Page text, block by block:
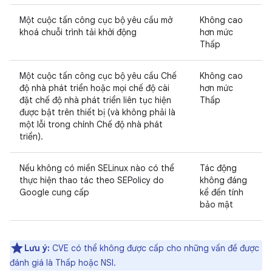
Một cuộc tấn công cục bộ yêu cầu mở
khoá chuỗi trình tải khởi động
Không cao
hơn mức
Thấp
Một cuộc tấn công cục bộ yêu cầu Chế
độ nhà phát triển hoặc mọi chế độ cài
đặt chế độ nhà phát triển liên tục hiện
được bật trên thiết bị (và không phải là
một lỗi trong chính Chế độ nhà phát
triển).
Không cao
hơn mức
Thấp
Nếu không có miền SELinux nào có thể
thực hiện thao tác theo SEPolicy do
Google cung cấp
Tác động
không đáng
kể đến tính
bảo mật
Lưu ý: CVE có thể không được cấp cho những vấn đề được
đánh giá là Thấp hoặc NSI.